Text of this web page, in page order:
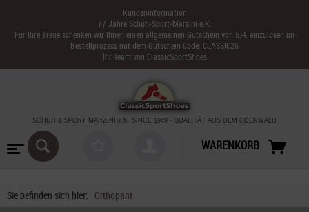
Kundeninformation
77 Jahre Schuh-Sport-Marzini e.K.
Für Ihre Treue schenken wir Ihnen einen allgemeinen Gutschein von 5,-€ einzulösen im
Bestellprozess mit dem Gutschein Code: CLASSIC26
Ihr Team von ClassicSportShoes
SCHUH & SPORT MARZINI e.K. SINCE 1949 - QUALITÄT AUS DEM ODENWALD
WARENKORB
Sie befinden sich hier: Orthopant